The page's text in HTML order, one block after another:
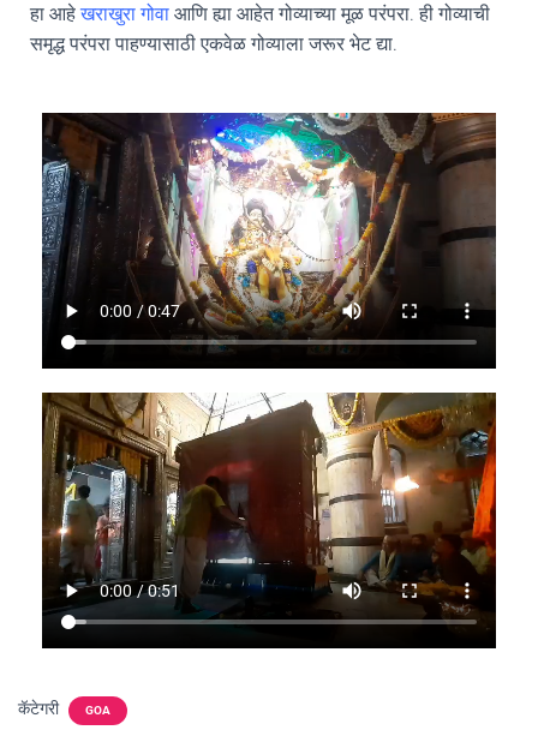
हा आहेखराखुरा गोवा आणि ह्या आहेत गोव्याच्या मूळ परंपरा. ही गोव्याची
समृद्ध परंपरा पाहण्यासाठी एकवेळ गोव्याला जरूर भेट द्या.
कॅटेगरी GOA